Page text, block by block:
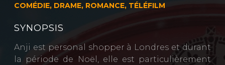
COMÉDIE, DRAME, ROMANCE, TÉLÉFILM
SYNOPSIS
Anji est personal shopper à Londres et durant
la période de Noël, elle est particulièrement